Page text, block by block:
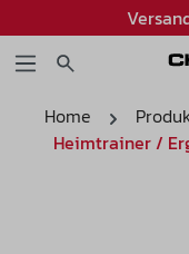
Home
Heimtrainer /